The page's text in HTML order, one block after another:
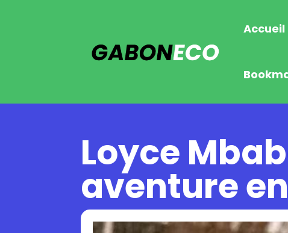
Accueil
Loyce
aventure